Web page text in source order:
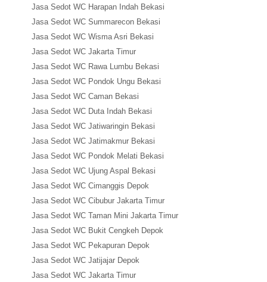
Jasa Sedot WC Harapan Indah Bekasi
Jasa Sedot WC Summarecon Bekasi
Jasa Sedot WC Wisma Asri Bekasi
Jasa Sedot WC Jakarta Timur
Jasa Sedot WC Rawa Lumbu Bekasi
Jasa Sedot WC Pondok Ungu Bekasi
Jasa Sedot WC Caman Bekasi
Jasa Sedot WC Duta Indah Bekasi
Jasa Sedot WC Jatiwaringin Bekasi
Jasa Sedot WC Jatimakmur Bekasi
Jasa Sedot WC Pondok Melati Bekasi
Jasa Sedot WC Ujung Aspal Bekasi
Jasa Sedot WC Cimanggis Depok
Jasa Sedot WC Cibubur Jakarta Timur
Jasa Sedot WC Taman Mini Jakarta Timur
Jasa Sedot WC Bukit Cengkeh Depok
Jasa Sedot WC Pekapuran Depok
Jasa Sedot WC Jatijajar Depok
Jasa Sedot WC Jakarta Timur